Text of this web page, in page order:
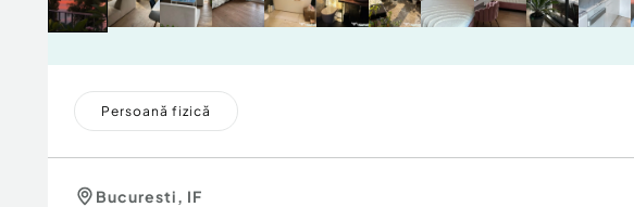
Persoană fizică
Bucuresti, IF